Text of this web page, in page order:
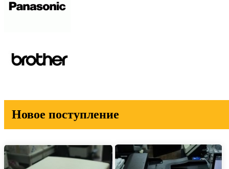
Новое поступление